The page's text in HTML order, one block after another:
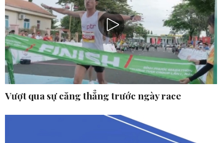
Vượt qua sự căng thẳng trước ngày race